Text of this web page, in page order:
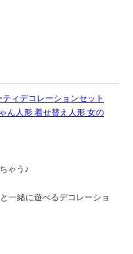
ィデコレーションセット
ん人形 着せ替え人形 女の
ゃう♪
一緒に遊べるデコレーショ